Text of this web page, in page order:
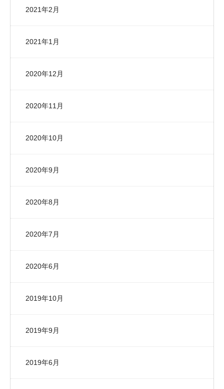
2021年2月
2021年1月
2020年12月
2020年11月
2020年10月
2020年9月
2020年8月
2020年7月
2020年6月
2019年10月
2019年9月
2019年6月